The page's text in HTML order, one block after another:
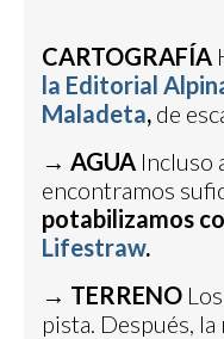
CARTOGRAFÍA
la Editorial
Maladeta, de
→ AGUA Incluso
encontramos
potabilizamos
Lifestraw.
→ TERRENO
pista. Después,